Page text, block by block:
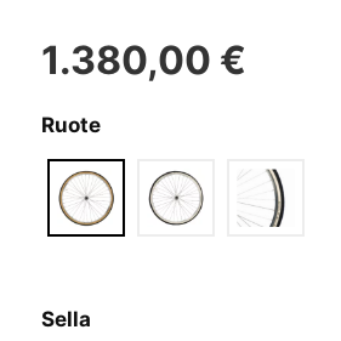
1.380,00 €
Ruote
Sella